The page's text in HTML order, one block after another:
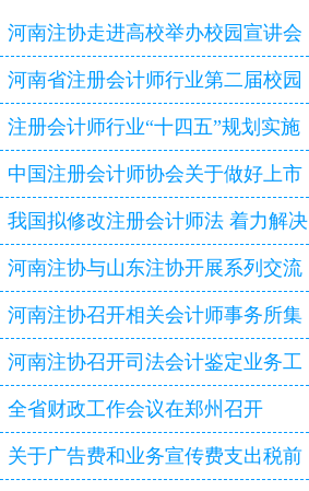
河南注协走进高校举办校园宣讲会
河南省注册会计师行业第二届校园
双选会即将启幕
注册会计师行业“十四五”规划实施
评估报告
中国注册会计师协会关于做好上市
公司2025年年报审计工作的通知
我国拟修改注册会计师法 着力解决
审计造假等行业突出问题
河南注协与山东注协开展系列交流
活动
河南注协召开相关会计师事务所集
体约谈会
河南注协召开司法会计鉴定业务工
作专题研讨会
全省财政工作会议在郑州召开
关于广告费和业务宣传费支出税前